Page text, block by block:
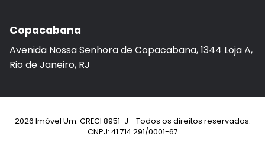
Copacabana
Avenida Nossa Senhora de Copacabana, 1344 Loja A,
Rio de Janeiro, RJ
2026 Imóvel Um. CRECI 8951-J - Todos os direitos reservados.
CNPJ: 41.714.291/0001-67